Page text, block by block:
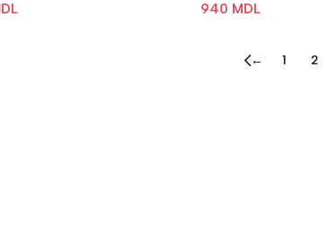
940 MDL
← 1 2